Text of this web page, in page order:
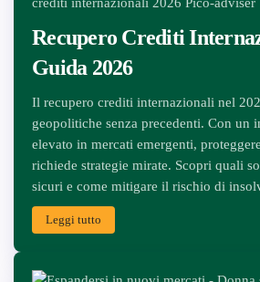
Recupero Crediti
Guida 2026
Il recupero crediti internazionali nel
geopolitiche senza precedenti. Con un
elevato in mercati emergenti,
richiede strategie mirate. Scopri quali
sicuri e come mitigare il rischio di
Leggi tutto